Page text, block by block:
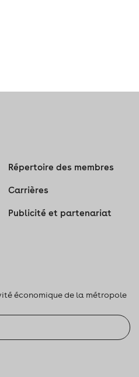
Répertoire des membres
Carrières
Publicité et partenariat
économique de la métropole